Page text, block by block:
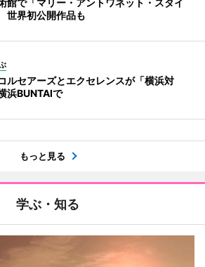
界初公開作品も
ルセアーズとエクセレンスが「横浜対
BUNTAIで
もっと見る
学ぶ・知る